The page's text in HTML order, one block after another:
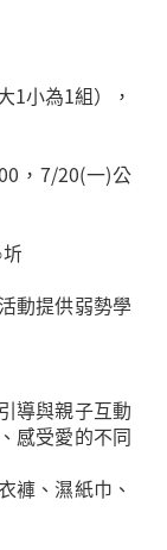
1小為1組），
，7/20(一)公
動提供弱勢學
導與親子互動
感受愛的不同
褲、濕紙巾、